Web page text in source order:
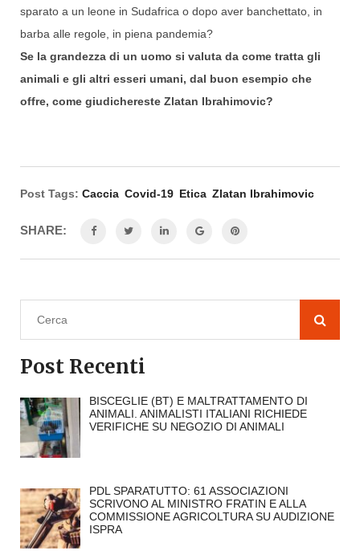
sparato a un leone in Sudafrica o dopo aver banchettato, in
barba alle regole, in piena pandemia?
Se la grandezza di un uomo si valuta da come tratta gli
animali e gli altri esseri umani, dal buon esempio che
offre, come giudichereste Zlatan Ibrahimovic?
Post Tags: Caccia Covid-19 Etica Zlatan Ibrahimovic
SHARE:
Post Recenti
BISCEGLIE (BT) E MALTRATTAMENTO DI
ANIMALI. ANIMALISTI ITALIANI RICHIEDE
VERIFICHE SU NEGOZIO DI ANIMALI
PDL SPARATUTTO: 61 ASSOCIAZIONI
SCRIVONO AL MINISTRO FRATIN E ALLA
COMMISSIONE AGRICOLTURA SU AUDIZIONE
ISPRA